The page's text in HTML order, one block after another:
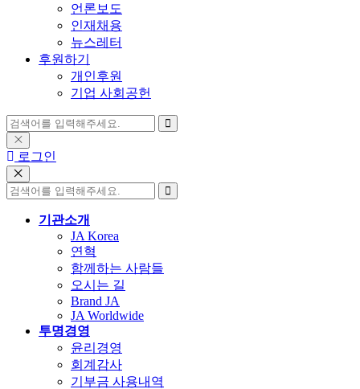
언론보도
인재채용
뉴스레터
후원하기
개인후원
기업 사회공헌
로그인
기관소개
JA Korea
연혁
함께하는 사람들
오시는 길
Brand JA
JA Worldwide
투명경영
윤리경영
회계감사
기부금 사용내역